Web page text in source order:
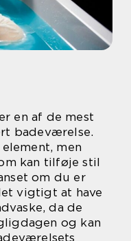
en af de mest
badeværelse.
men
kan tilføje stil
om du er
vigtigt at have
da de
og kan